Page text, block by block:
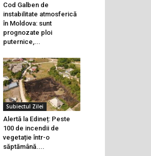
Cod Galben de
instabilitate atmosferică
în Moldova: sunt
prognozate ploi
puternice,...
Subiectul Zilei
Alertă la Edineț: Peste
100 de incendii de
vegetație într-o
săptămână....